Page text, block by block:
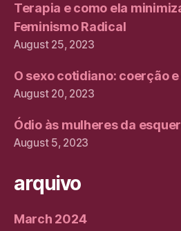
Terapia e como ela
Feminismo Radical
August 25, 2023
O sexo cotidiano: coerção
August 20, 2023
Ódio às mulheres da
August 5, 2023
arquivo
March 2024